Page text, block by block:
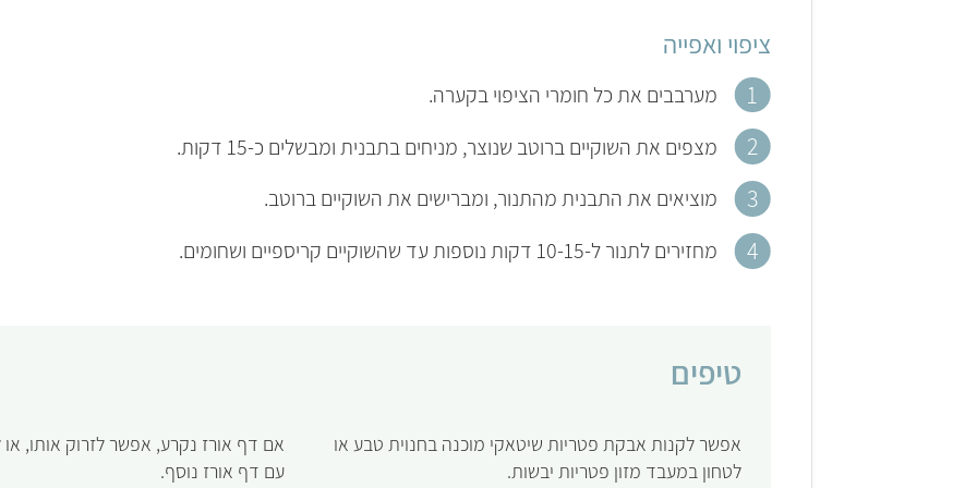
ציפוי ואפייה
מערבבים את כל חומרי הציפוי בקערה.
מצפים את השוקיים ברוטב שנוצר, מניחים בתבנית ומבשלים כ-15 דקות.
מוציאים את התבנית מהתנור, ומברישים את השוקיים ברוטב.
מחזירים לתנור ל-10-15 דקות נוספות עד שהשוקיים קריספיים ושחומים.
טיפים
אפשר לקנות אבקת פטריות שיטאקי מוכנה בחנוית טבע או
לטחון במעבד מזון פטריות יבשות.
אם דף אורז נקרע, אפשר לזרוק אותו,
עם דף אורז נוסף.